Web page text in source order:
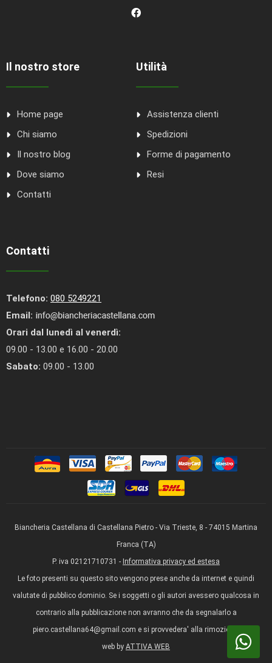
Il nostro store
Home page
Chi siamo
Il nostro blog
Dove siamo
Contatti
Utilità
Assistenza clienti
Spedizioni
Forme di pagamento
Resi
Contatti
Telefono: 080 5249221
Email:
Orari dal lunedì al venerdì:
09.00 - 13.00 e 16.00 - 20.00
Sabato: 09.00 - 13.00
Biancheria Castellana di Castellana Pietro - Via Trieste, 8 - 74015 Martina
Franca (TA)
P. iva 02121710731 - Informativa privacy ed estesa
Le foto presenti su questo sito vengono prese anche da internet e quindi
valutate di pubblico dominio. Se i soggetti o gli autori avessero qualcosa in
contrario alla pubblicazione non avranno che da segnalarlo a
piero.castellana64@gmail.com e si provvedera' alla rimozione.
web by ATTIVA WEB